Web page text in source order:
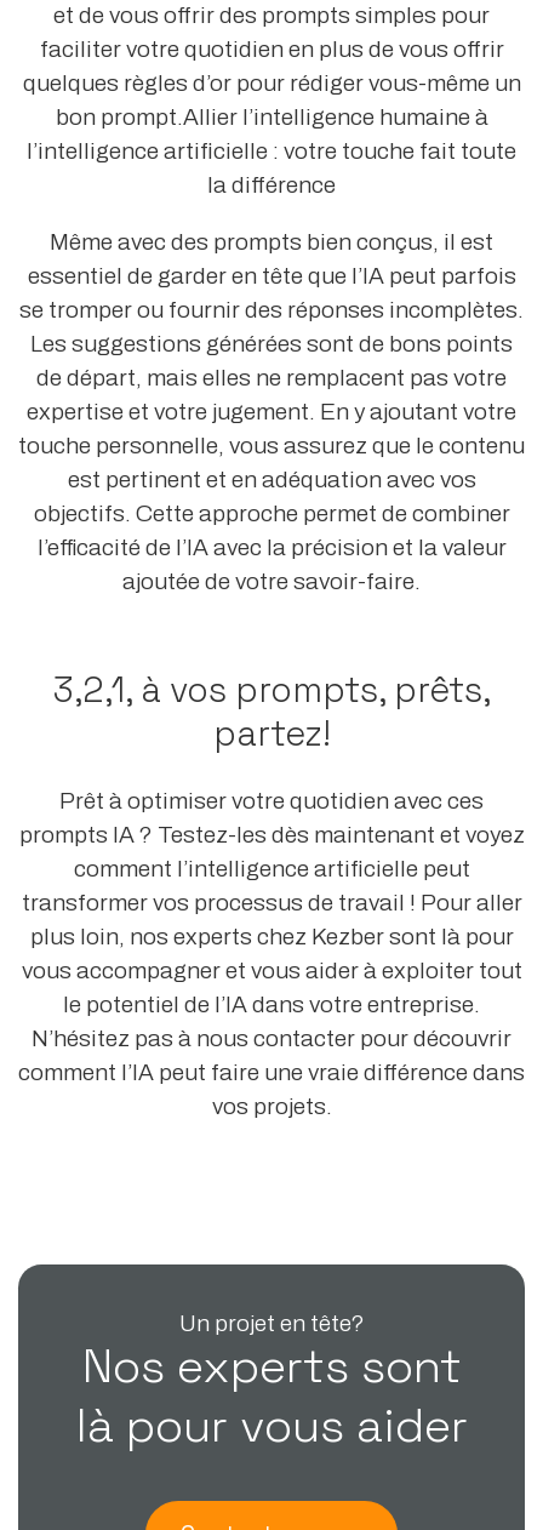
et de vous offrir des prompts simples pour
faciliter votre quotidien en plus de vous offrir
quelques règles d’or pour rédiger vous-même un
bon prompt.Allier l’intelligence humaine à
l’intelligence artificielle : votre touche fait toute
la différence
Même avec des prompts bien conçus, il est
essentiel de garder en tête que l’IA peut parfois
se tromper ou fournir des réponses incomplètes.
Les suggestions générées sont de bons points
de départ, mais elles ne remplacent pas votre
expertise et votre jugement. En y ajoutant votre
touche personnelle, vous assurez que le contenu
est pertinent et en adéquation avec vos
objectifs. Cette approche permet de combiner
l’efficacité de l’IA avec la précision et la valeur
ajoutée de votre savoir-faire.
3,2,1, à vos prompts, prêts,
partez!
Prêt à optimiser votre quotidien avec ces
prompts IA ? Testez-les dès maintenant et voyez
comment l’intelligence artificielle peut
transformer vos processus de travail ! Pour aller
plus loin, nos experts chez Kezber sont là pour
vous accompagner et vous aider à exploiter tout
le potentiel de l’IA dans votre entreprise.
N’hésitez pas à nous contacter pour découvrir
comment l’IA peut faire une vraie différence dans
vos projets.
Un projet en tête?
Nos experts sont
là pour vous aider